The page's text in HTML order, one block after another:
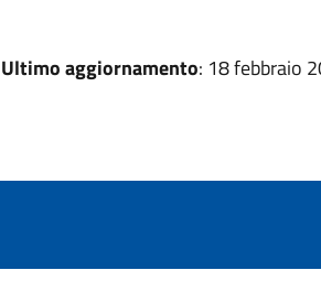
Ultimo aggiornamento: 18 febbraio